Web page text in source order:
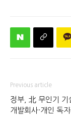
Previous article
정부, 北 무인기 기
개발회사·개인 독